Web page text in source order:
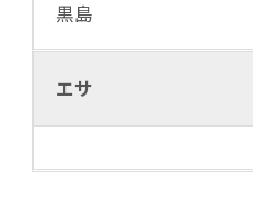
黒島
エサ